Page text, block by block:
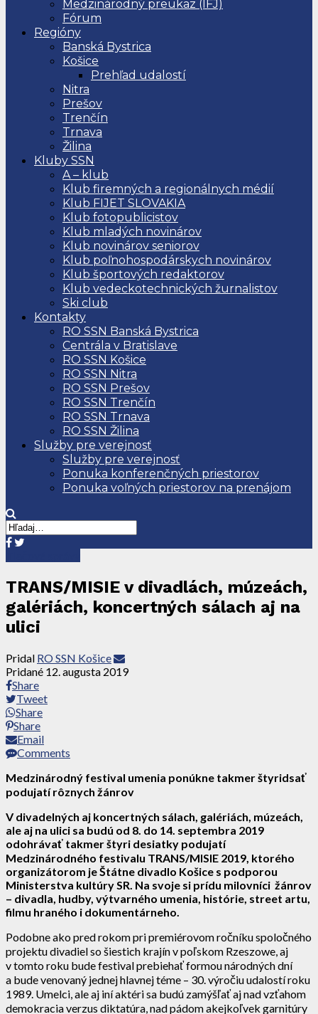
Medzinárodný preukaz (IFJ)
Fórum
Regióny
Banská Bystrica
Košice
Prehľad udalostí
Nitra
Prešov
Trenčín
Trnava
Žilina
Kluby SSN
A – klub
Klub firemných a regionálnych médií
Klub FIJET SLOVAKIA
Klub fotopublicistov
Klub mladých novinárov
Klub novinárov seniorov
Klub poľnohospodárskych novinárov
Klub športových redaktorov
Klub vedeckotechnických žurnalistov
Ski club
Kontakty
RO SSN Banská Bystrica
Centrála v Bratislave
RO SSN Košice
RO SSN Nitra
RO SSN Prešov
RO SSN Trenčín
RO SSN Trnava
RO SSN Žilina
Služby pre verejnosť
Služby pre verejnosť
Ponuka konferenčných priestorov
Ponuka voľných priestorov na prenájom
TRANS/MISIE v divadlách, múzeách,
galériách, koncertných sálach aj na
ulici
Pridal RO SSN Košice
Pridané 12. augusta 2019
Share
Tweet
Share
Share
Email
Comments
Medzinárodný festival umenia ponúkne takmer štyridsať
podujatí rôznych žánrov
V divadelných aj koncertných sálach, galériách, múzeách,
ale aj na ulici sa budú od 8. do 14. septembra 2019
odohrávať takmer štyri desiatky podujatí
Medzinárodného festivalu TRANS/MISIE 2019, ktorého
organizátorom je Štátne divadlo Košice s podporou
Ministerstva kultúry SR. Na svoje si prídu milovníci žánrov
– divadla, hudby, výtvarného umenia, histórie, street artu,
filmu hraného i dokumentárneho.
Podobne ako pred rokom pri premiérovom ročníku spoločného
projektu divadiel so šiestich krajín v poľskom Rzeszowe, aj
v tomto roku bude festival prebiehať formou národných dní
a bude venovaný jednej hlavnej téme – 30. výročiu udalostí roku
1989. Umelci, ale aj iní aktéri sa budú zamýšľať aj nad vzťahom
demokracia verzus diktatúra, nad pádom akejkoľvek garnitúry